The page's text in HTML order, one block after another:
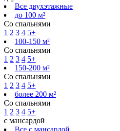
Все двухэтажные
до 100 м²
Со спальнями
1 2 3 4 5+
100-150 м²
Со спальнями
1 2 3 4 5+
150-200 м²
Со спальнями
1 2 3 4 5+
более 200 м²
Со спальнями
1 2 3 4 5+
с мансардой
Все с мансардой